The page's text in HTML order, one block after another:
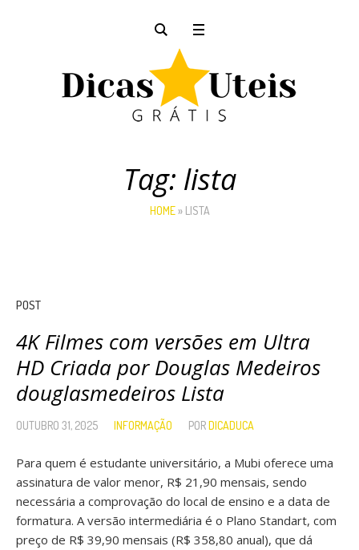
Tag: lista
HOME» LISTA
POST
4K Filmes com versões em Ultra
HD Criada por Douglas Medeiros
douglasmedeiros Lista
OUTUBRO 31, 2025 INFORMAÇÃO PORDICADUCA
Para quem é estudante universitário, a Mubi oferece uma
assinatura de valor menor, R$ 21,90 mensais, sendo
necessária a comprovação do local de ensino e a data de
formatura. A versão intermediária é o Plano Standart, com
preço de R$ 39,90 mensais (R$ 358,80 anual), que dá